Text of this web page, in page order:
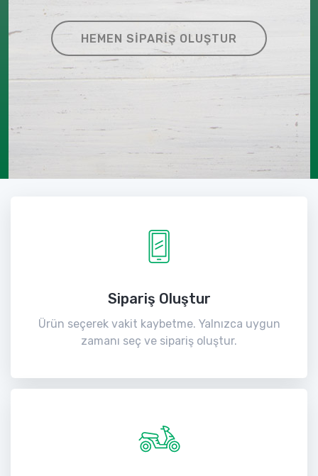
HEMEN SIPARIŞ OLUŞTUR
Sipariş Oluştur
Ürün seçerek vakit kaybetme. Yalnızca uygun
zamanı seç ve sipariş oluştur.